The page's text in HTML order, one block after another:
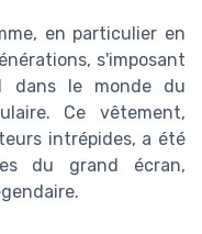
en particulier en
s'imposant
dans le monde du
Ce vêtement,
intrépides, a été
du grand écran,